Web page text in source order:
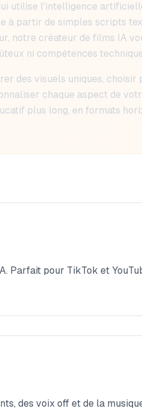
utilise l'intelligence
à partir de simples scripts
notre créateur de films IA
ni compétences
des visuels uniques, choisir
chaque aspect de
plus long, en formats
Parfait pour TikTok et
des voix off et de la